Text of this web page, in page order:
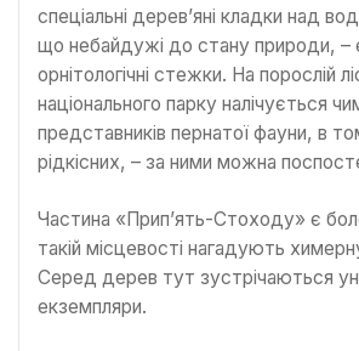
спеціальні дерев’яні кладки над
що небайдужі до стану природи, –
орнітологічні стежки. На порослій
національного парку налічується
представників пернатої фауни, в
рідкісних, – за ними можна
Частина «Прип’ять-Стоходу» є
такій місцевості нагадують
Серед дерев тут зустрічаються
екземпляри.